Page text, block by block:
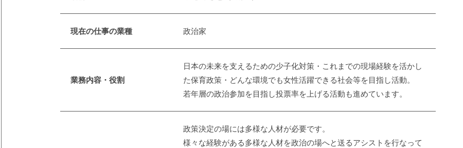
現在の仕事の業種 政治家
業務内容・役割
日本の未来を支えるための少子化対策・これまでの現場経験を活かし
た保育政策・どんな環境でも女性活躍できる社会等を目指し活動。
若年層の政治参加を目指し投票率を上げる活動も進めています。
政策決定の場には多様な人材が必要です。
様々な経験がある多様な人材を政治の場へと送るアシストを行なって